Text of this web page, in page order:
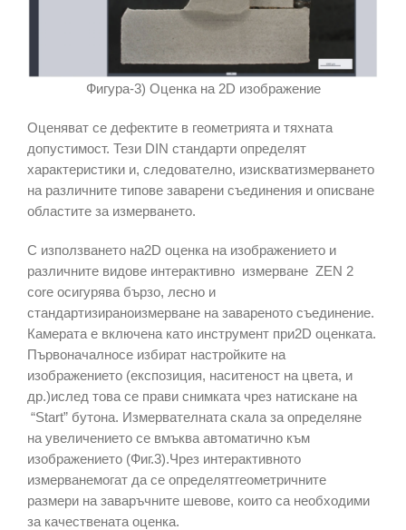
Фигура-3) Оценка на 2D изображение
Оценяват се дефектите в геометрията и тяхната
допустимост. Тези DIN стандарти определят
характеристики и, следователно, изискватизмерването
на различните типове заварени съединения и описване
областите за измерването.
С използването на2D оценка на изображението и
различните видове интерактивно измерване ZEN 2
core осигурява бързо, лесно и
стандартизираноизмерване на завареното съединение.
Камерата е включена като инструмент при2D оценката.
Първоначалносе избират настройките на
изображението (експозиция, наситеност на цвета, и
др.)ислед това се прави снимката чрез натискане на
“Start” бутона. Измервателната скала за определяне
на увеличението се вмъква автоматично към
изображението (Фиг.3).Чрез интерактивното
измерванемогат да се определятгеометричните
размери на заваръчните шевове, които са необходими
за качествената оценка.